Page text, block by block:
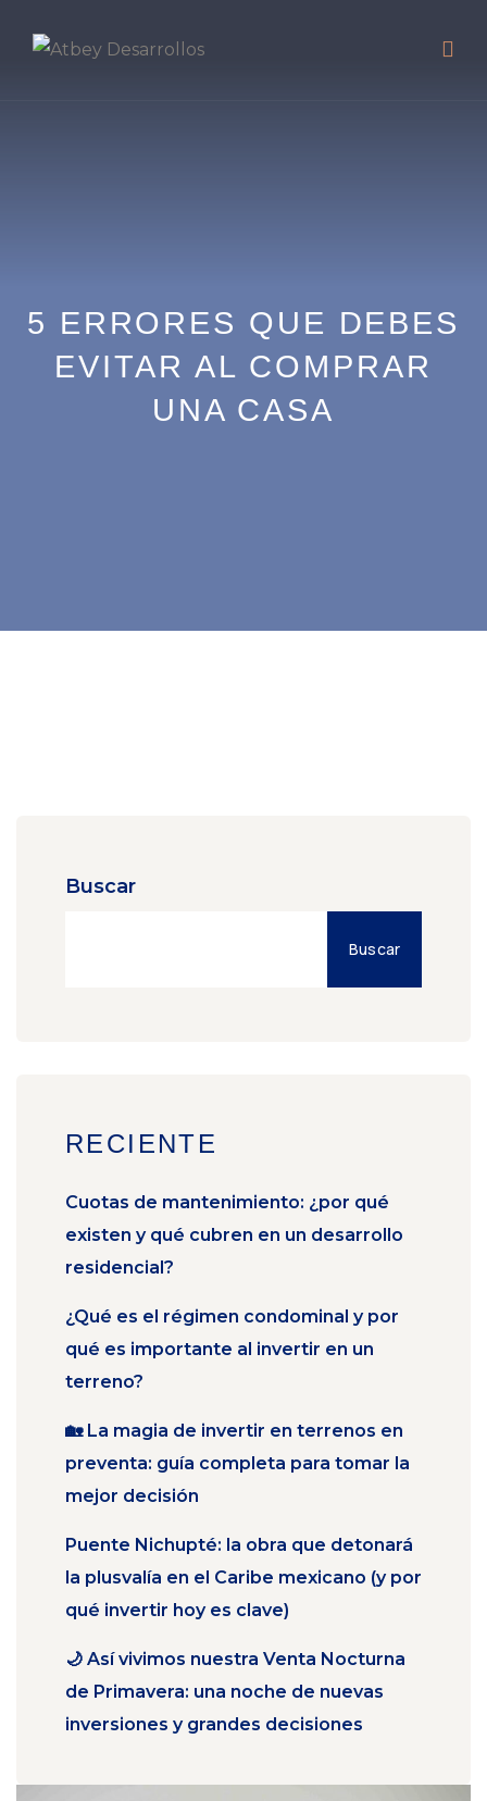
5 ERRORES QUE DEBES
EVITAR AL COMPRAR
UNA CASA
Buscar
Buscar
RECIENTE
Cuotas de mantenimiento: ¿por qué
existen y qué cubren en un desarrollo
residencial?
¿Qué es el régimen condominal y por
qué es importante al invertir en un
terreno?
🏡 La magia de invertir en terrenos en
preventa: guía completa para tomar la
mejor decisión
Puente Nichupté: la obra que detonará
la plusvalía en el Caribe mexicano (y por
qué invertir hoy es clave)
🌙 Así vivimos nuestra Venta Nocturna
de Primavera: una noche de nuevas
inversiones y grandes decisiones